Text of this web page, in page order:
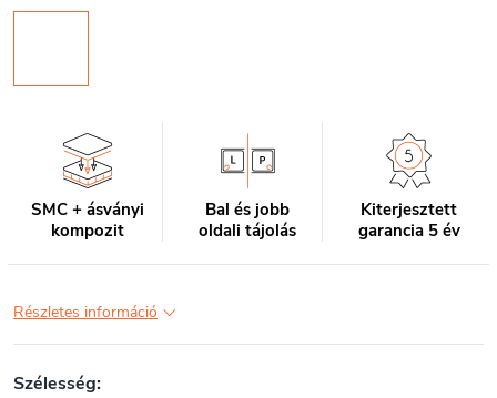
SMC + ásványi
kompozit
Bal és jobb
oldali tájolás
Kiterjesztett
garancia 5 év
Részletes információ